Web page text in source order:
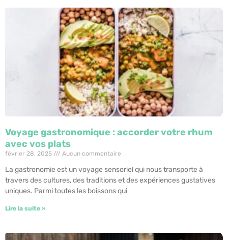
Voyage gastronomique : accorder votre rhum
avec vos plats
février 28, 2025 Aucun commentaire
La gastronomie est un voyage sensoriel qui nous transporte à
travers des cultures, des traditions et des expériences gustatives
uniques. Parmi toutes les boissons qui
Lire la suite »